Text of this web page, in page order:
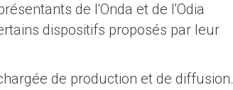
de l'Onda et de l'Odia
dispositifs proposés par leur
de production et de diffusion.